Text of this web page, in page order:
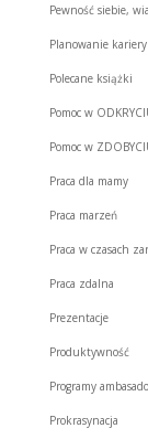
Pewność siebie,
Planowanie kariery
Polecane książki
Pomoc w
Pomoc w
Praca dla mamy
Praca marzeń
Praca w czasach
Praca zdalna
Prezentacje
Produktywność
Programy
Prokrasynacja